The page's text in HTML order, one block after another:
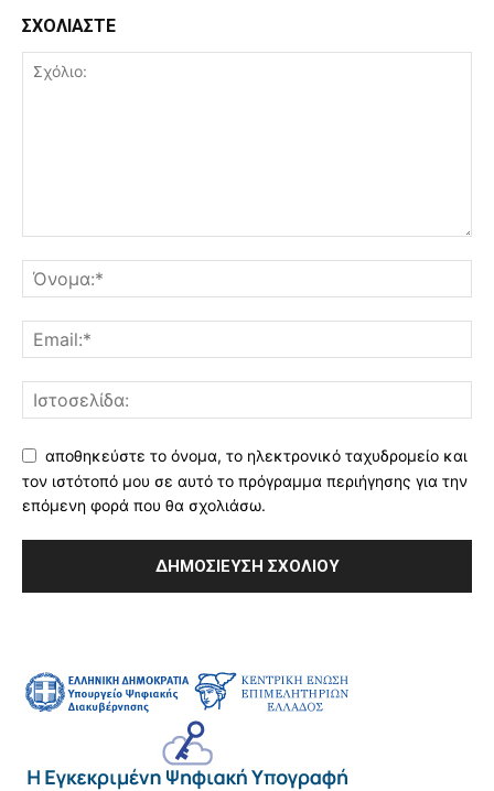
ΣΧΟΛΙΑΣΤΕ
αποθηκεύστε το όνομα, το ηλεκτρονικό ταχυδρομείο και
τον ιστότοπό μου σε αυτό το πρόγραμμα περιήγησης για την
επόμενη φορά που θα σχολιάσω.